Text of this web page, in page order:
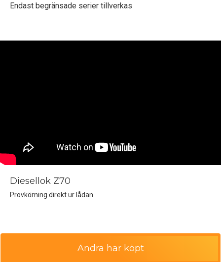
Endast begränsade serier tillverkas
Diesellok Z70
Provkörning direkt ur lådan
Andra har köpt